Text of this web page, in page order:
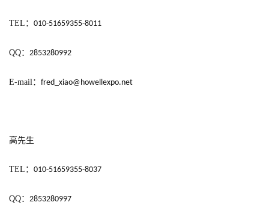
国
TEL ： 010-51659355-8011
QQ： 2853280992
E-mail： fred_xiao@howellexpo.net
高先生
TEL ： 010-51659355-8037
QQ： 2853280997